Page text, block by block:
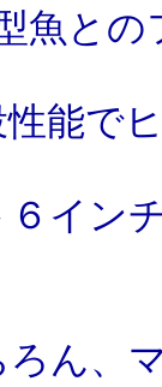
魚と
能で
イン
ん、